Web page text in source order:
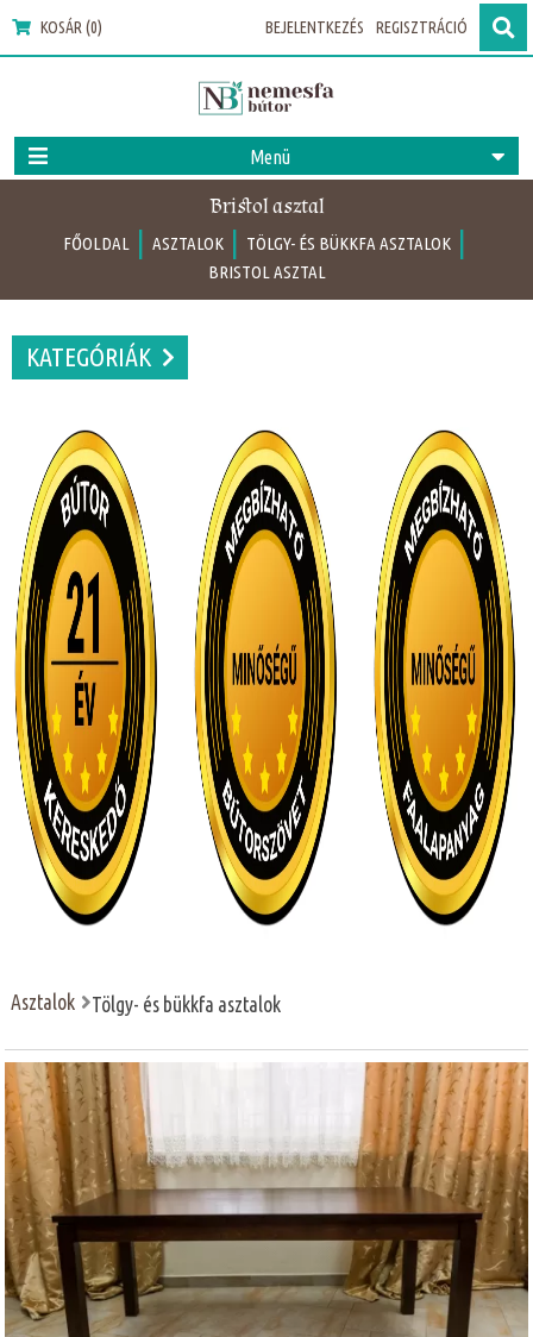
KOSÁR (0) BEJELENTKEZÉS REGISZTRÁCIÓ
Menü
Bristol asztal
FŐOLDAL ASZTALOK TÖLGY- ÉS BÜKKFA ASZTALOK
BRISTOL ASZTAL
KATEGÓRIÁK
Asztalok Tölgy- és bükkfa asztalok